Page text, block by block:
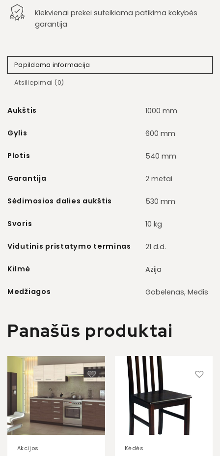
Kiekvienai prekei suteikiama patikima kokybės
garantija
Papildoma informacija
Atsiliepimai (0)
Aukštis 1000 mm
Gylis 600 mm
Plotis 540 mm
Garantija 2 metai
Sėdimosios dalies aukštis 530 mm
Svoris 10 kg
Vidutinis pristatymo terminas 21 d.d.
Kilmė Azija
Medžiagos Gobelenas, Medis
Panašūs produktai
Akcijos Kėdės